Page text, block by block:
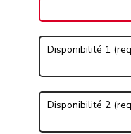
Disponibilité 1
Disponibilité 2